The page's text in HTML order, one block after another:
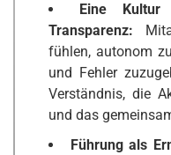
Eine
Transparenz:
fühlen, autonom
und Fehler
Verständnis, die
und das
Führung als